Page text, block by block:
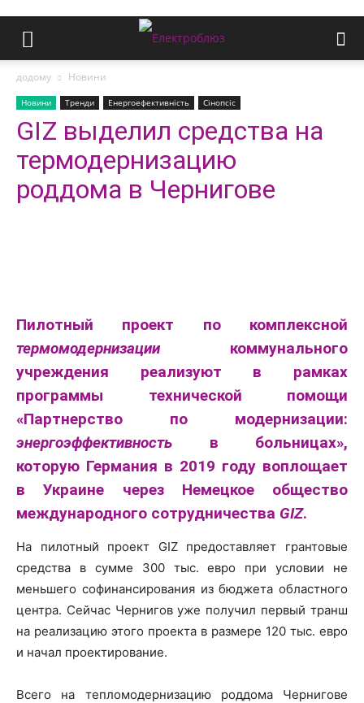
додому Новини
Новини Тренди Енергоефективність Сінопсіс
GIZ выделил средства на
термодернизацию
роддома в Чернигове
Пилотный проект по комплексной
термомодернизациикоммунального
учреждения реализуют в рамках
программы технической помощи
«Партнерство по модернизации:
энергоэффективность в больницах»,
которую Германия в 2019 году воплощает
в Украине через Немецкое общество
международного сотрудничества GIZ.
На пилотный проект GIZ предоставляет грантовые
средства в сумме 300 тыс. евро при условии не
меньшего софинансирования из бюджета областного
центра. Сейчас Чернигов уже получил первый транш
на реализацию этого проекта в размере 120 тыс. евро
и начал проектирование.
Всего на тепломодернизацию роддома Чернигове